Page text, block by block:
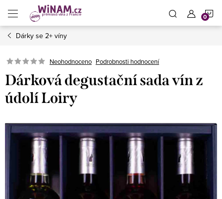
obsah
Dárky se 2+ víny
Neohodnoceno Podrobnosti hodnocení
Dárková degustační sada vín z
údolí Loiry